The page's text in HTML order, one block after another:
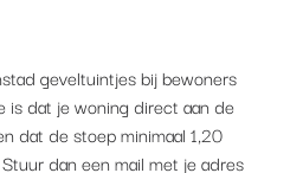
geveltuintjes bij bewoners
is dat je woning direct aan de
dat de stoep minimaal 1,20
dan een mail met je adres